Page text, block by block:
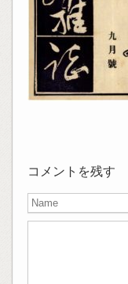
コメントを残す